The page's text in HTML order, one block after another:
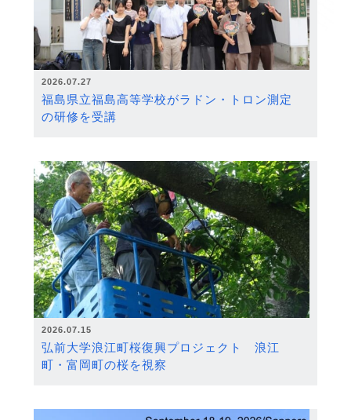
2026.07.27
福島県立福島高等学校がラドン・トロン測定
の研修を受講
2026.07.15
弘前大学浪江町桜復興プロジェクト 浪江
町・富岡町の桜を視察